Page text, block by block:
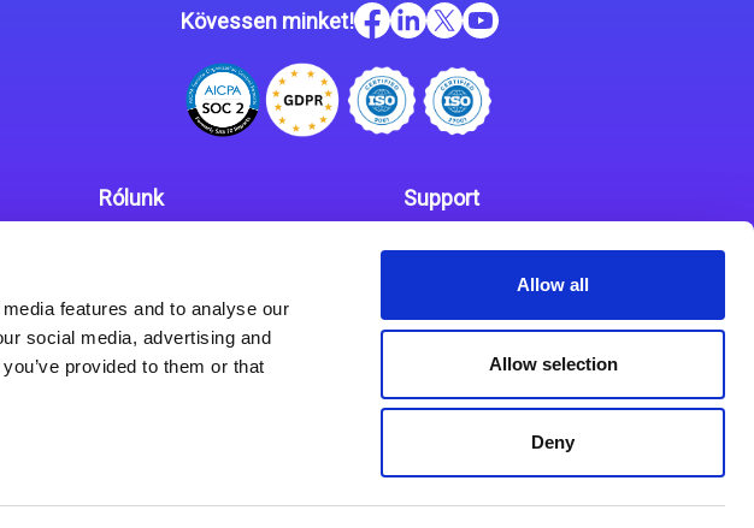
features and to analyse our
social media, advertising and
provided to them or that
Allow all
Allow selection
Deny
Kövessen minket!
Rólunk
Support
Kapcsolat